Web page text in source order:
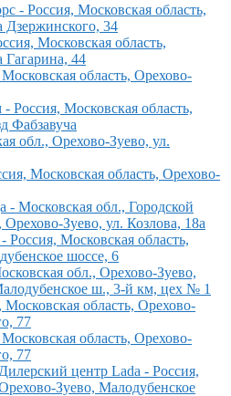
- Россия, Московская область,
Дзержинского, 34
Московская область,
Гагарина, 44
область, Орехово-
Россия, Московская область,
Фабзавуча
обл., Орехово-Зуево, ул.
Московская область, Орехово-
- Московская обл., Городской
Зуево, ул. Козлова, 18а
Россия, Московская область,
шоссе, 6
обл., Орехово-Зуево,
ш., 3-й км, цех № 1
область, Орехово-
77
область, Орехово-
77
центр Lada - Россия,
Зуево, Малодубенское